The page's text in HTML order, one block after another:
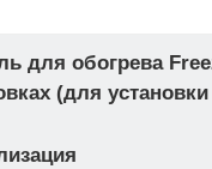
для обогрева
(для